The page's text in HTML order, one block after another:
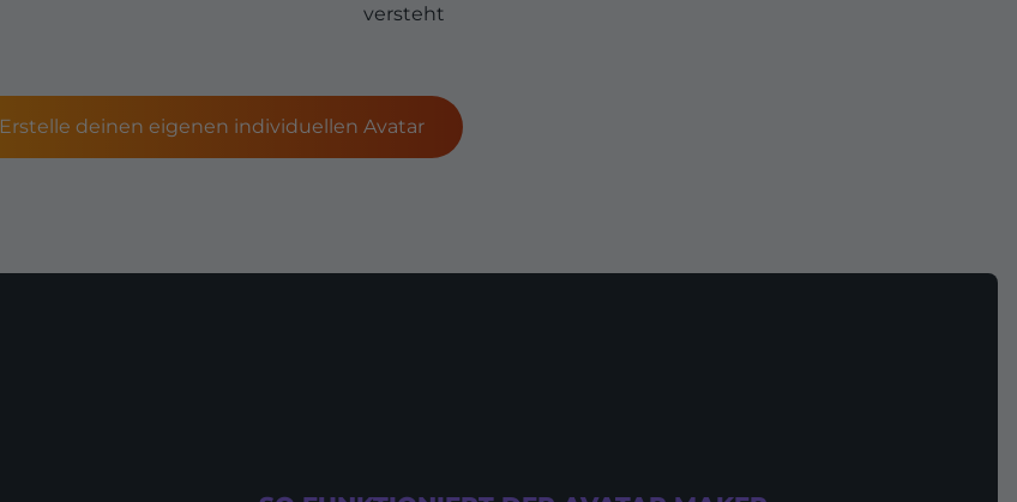
versteht
Erstelle deinen eigenen individuellen Avatar